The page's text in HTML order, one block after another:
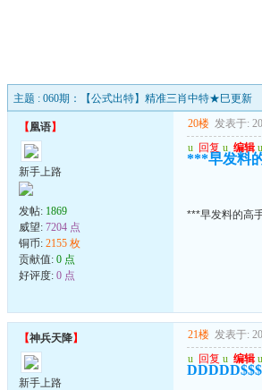
主题 : 060期：【公式出特】精准三肖中特★巳更新
【凰语】
新手上路
发帖: 1869
威望: 7204 点
铜币: 2155 枚
贡献值: 0 点
好评度: 0 点
20楼 发表于:
u 回复 u 编辑 u
***早发料
***早发料的高
【神兵天降】
新手上路
21楼 发表于:
u 回复 u 编辑 u